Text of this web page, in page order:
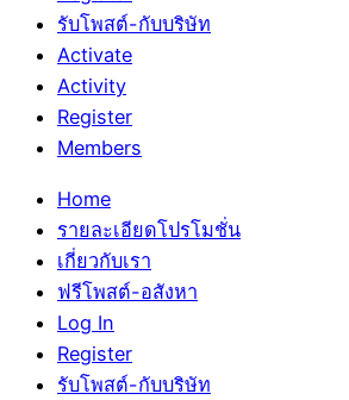
รับโพสต์-กับบริษัท
Activate
Activity
Register
Members
Home
รายละเอียดโปรโมชั่น
เกี่ยวกับเรา
ฟรีโพสต์-อสังหา
Log In
Register
รับโพสต์-กับบริษัท